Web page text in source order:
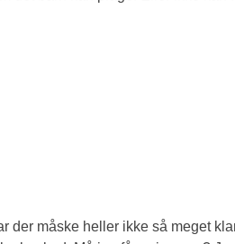
der måske heller ikke så meget